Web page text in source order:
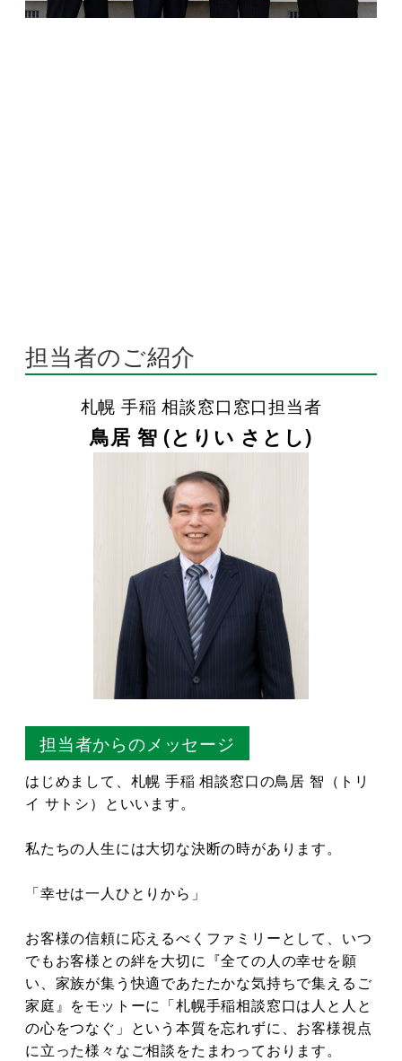
担当者のご紹介
札幌 手稲 相談窓口窓口担当者
鳥居 智 (とりい さとし)
担当者からのメッセージ
はじめまして、札幌 手稲 相談窓口の鳥居 智（トリ
イ サトシ）といいます。
私たちの人生には大切な決断の時があります。
「幸せは一人ひとりから」
お客様の信頼に応えるべくファミリーとして、いつ
でもお客様との絆を大切に『全ての人の幸せを願
い、家族が集う快適であたたかな気持ちで集えるご
家庭』をモットーに「札幌手稲相談窓口は人と人と
の心をつなぐ」という本質を忘れずに、お客様視点
に立った様々なご相談をたまわっております。